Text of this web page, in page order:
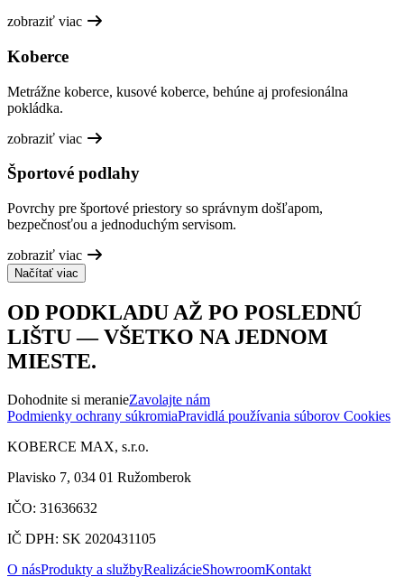
zobraziť viac
Koberce
Metrážne koberce, kusové koberce, behúne aj profesionálna
pokládka.
zobraziť viac
Športové podlahy
Povrchy pre športové priestory so správnym došľapom,
bezpečnosťou a jednoduchým servisom.
zobraziť viac
Načítať viac
OD PODKLADU AŽ PO POSLEDNÚ
LIŠTU — VŠETKO NA JEDNOM
MIESTE.
Dohodnite si meranieZavolajte nám
Podmienky ochrany súkromiaPravidlá používania súborov Cookies
KOBERCE MAX, s.r.o.
Plavisko 7, 034 01 Ružomberok
IČO: 31636632
IČ DPH: SK 2020431105
O násProdukty a službyRealizácieShowroomKontakt